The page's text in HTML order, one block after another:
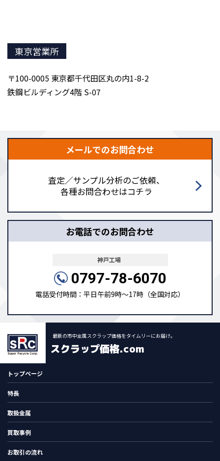
東京営業所
〒100-0005 東京都千代田区丸の内1-8-2
鉄鋼ビルディング4階 S-07
メールでのお問合わせ
査定／サンプル分析のご依頼、
各種お問合わせはコチラ
お電話でのお問合わせ
神戸工場
0797-78-6070
電話受付時間：平日午前9時～17時（全国対応）
最新の市中金属スクラップ価格をタイムリーにお届け。
スクラップ価格.com
トップページ
特長
取扱金属
買取事例
お取引の流れ